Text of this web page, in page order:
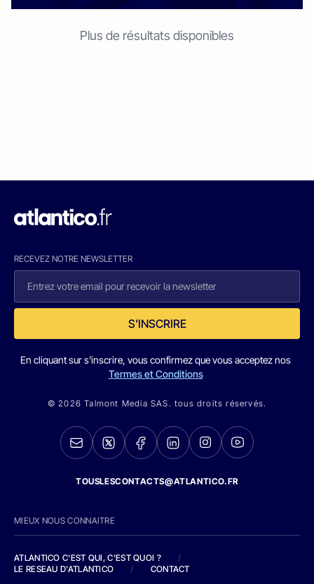
Plus de résultats disponibles
RECEVEZ NOTRE NEWSLETTER
S'INSCRIRE
En cliquant sur s'inscrire, vous confirmez que vous acceptez nos
Termes et Conditions
© 2026 Talmont Media SAS. tous droits réservés.
TOUSLESCONTACTS@ATLANTICO.FR
MIEUX NOUS CONNAITRE
ATLANTICO C'EST QUI, C'EST QUOI ?
/
LE RESEAU D'ATLANTICO
/ CONTACT